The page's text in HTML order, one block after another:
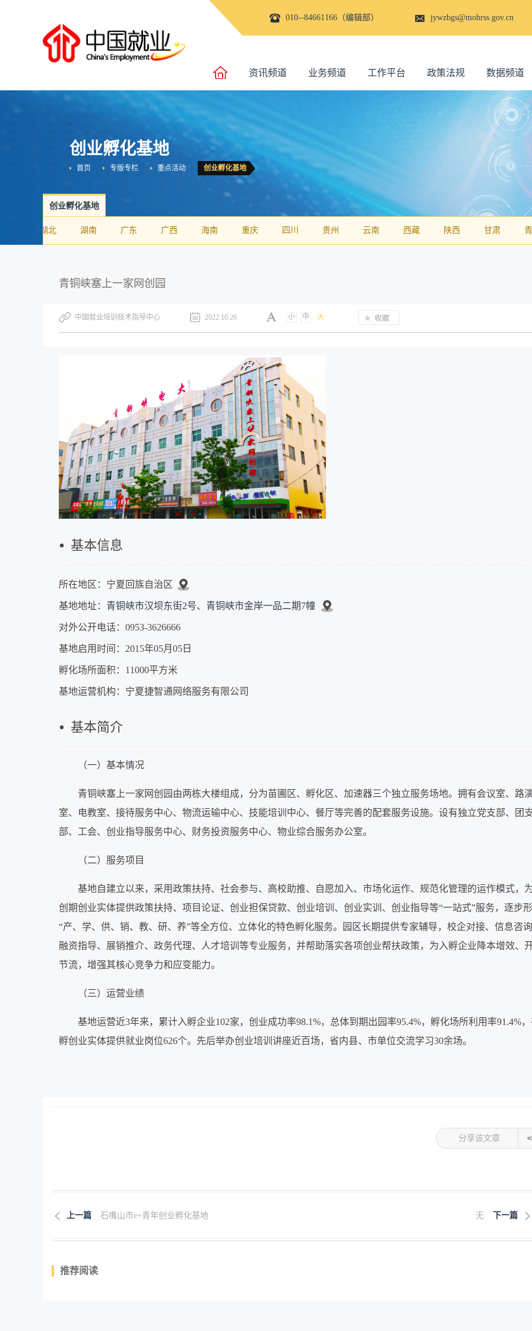
010--84661166（编辑部） jywzbgs@mohrss.gov.cn
资讯频道 业务频道 工作平台 政策法规 数据频道
创业孵化基地
创业孵化基地
重点活动
专版专栏
首页
创业孵化基地
湖北 湖南 广东 广西 海南 重庆 四川 贵州 云南 西藏 陕西 甘肃
青铜峡塞上一家网创园
中国就业培训技术指导中心 2022.10.26 小 中 大
基本信息
所在地区：宁夏回族自治区
基地地址： 青铜峡市汉坝东街2号、青铜峡市金岸一品二期7幢
对外公开电话：0953-3626666
基地启用时间：2015年05月05日
孵化场所面积：11000平方米
基地运营机构：宁夏捷智通网络服务有限公司
基本简介
（一）基本情况
青铜峡塞上一家网创园由两栋大楼组成，分为苗圃区、孵化区、加速器三个独立服务场地。拥有会议室、路
室、电教室、接待服务中心、物流运输中心、技能培训中心、餐厅等完善的配套服务设施。设有独立党支部、团
部、工会、创业指导服务中心、财务投资服务中心、物业综合服务办公室。
（二）服务项目
基地自建立以来，采用政策扶持、社会参与、高校助推、自愿加入、市场化运作、规范化管理的运作模式，
创期创业实体提供政策扶持、项目论证、创业担保贷款、创业培训、创业实训、创业指导等“一站式”服务，逐步
“产、学、供、销、教、研、养”等全方位、立体化的特色孵化服务。园区长期提供专家辅导，校企对接、信息咨询
融资指导、展销推介、政务代理、人才培训等专业服务，并帮助落实各项创业帮扶政策，为入孵企业降本增效、
节流，增强其核心竞争力和应变能力。
（三）运营业绩
基地运营近3年来，累计入孵企业102家，创业成功率98.1%，总体到期出园率95.4%，孵化场所利用率91.4%
孵创业实体提供就业岗位626个。先后举办创业培训讲座近百场，省内县、市单位交流学习30余场。
分享该文章
上一篇 石嘴山市e+青年创业孵化基地 下一篇
无
推荐阅读